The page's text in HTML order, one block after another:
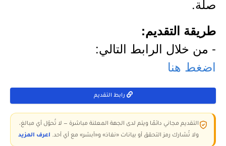
صلة.
طريقة التقديم:
- من خلال الرابط التالي:
اضغط هنا
رابط التقديم
التقديم مجاني دائمًا ويتم لدى الجهة المعلنة مباشرة — لا تُحوّل أي مبالغ،
ولا تُشارك رمز التحقق أو بيانات «نفاذ» و«أبشر» مع أي أحد. اعرف المزيد